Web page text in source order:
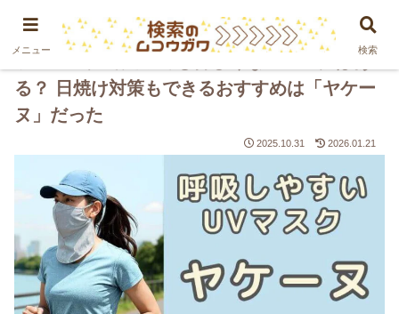
PR
ランニングで走っても苦しくないマスクはあ
る？ 日焼け対策もできるおすすめは「ヤケー
ヌ」だった
2025.10.31 2026.01.21
メニュー 検索